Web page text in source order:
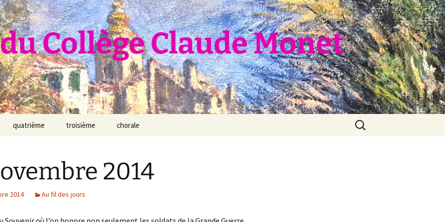
Collège Claude Monet
quatrième troisième chorale
Rechercher :
2014
2014 Au fil des jours